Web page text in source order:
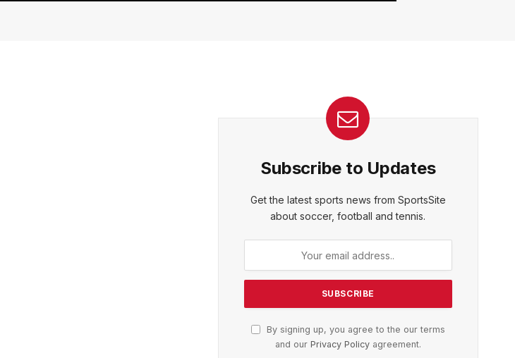
Subscribe to Updates
Get the latest sports news from SportsSite
about soccer, football and tennis.
By signing up, you agree to the our terms
and our Privacy Policyagreement.